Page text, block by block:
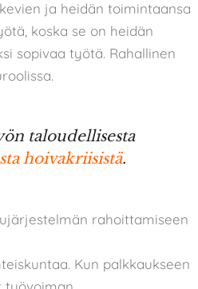
ja heidän toimintaansa
koska se on heidän
sopivaa työtä. Rahallinen
taloudellisesta
hoivakriisistä.
rahoittamiseen
Kun palkkaukseen